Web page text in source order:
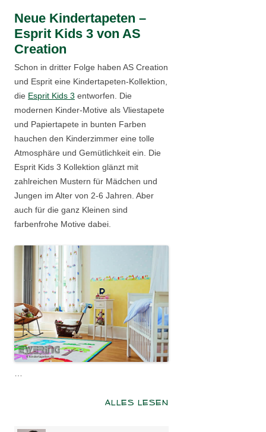
Neue Kindertapeten –
Esprit Kids 3 von AS
Creation
Schon in dritter Folge haben AS Creation
und Esprit eine Kindertapeten-Kollektion,
die Esprit Kids 3 entworfen. Die
modernen Kinder-Motive als Vliestapete
und Papiertapete in bunten Farben
hauchen den Kinderzimmer eine tolle
Atmosphäre und Gemütlichkeit ein. Die
Esprit Kids 3 Kollektion glänzt mit
zahlreichen Mustern für Mädchen und
Jungen im Alter von 2-6 Jahren. Aber
auch für die ganz Kleinen sind
farbenfrohe Motive dabei.
ALLES LESEN